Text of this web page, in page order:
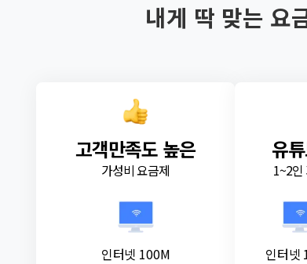
내게 딱 맞는 요
고객만족도 높은
가성비 요금제
인터넷 100M
유
1~2인
인터넷